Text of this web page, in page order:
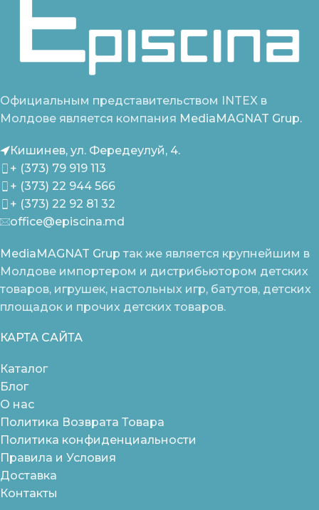
Официальным представительством INTEX в
Молдове является компания MediaMAGNAT Grup.
Кишинев, ул. Фередеулуй, 4.
+ (373) 79 919 113
+ (373) 22 944 566
+ (373) 22 92 81 32
office@episcina.md
MediaMAGNAT Grup так же является крупнейшим в
Молдове импортером и дистрибьютором детских
товаров, игрушек, настольных игр, батутов, детских
площадок и прочих детских товаров.
КАРТА САЙТА
Каталог
Блог
О нас
Политика Возврата Товара
Политика конфиденциальности
Правила и Условия
Доставка
Контакты